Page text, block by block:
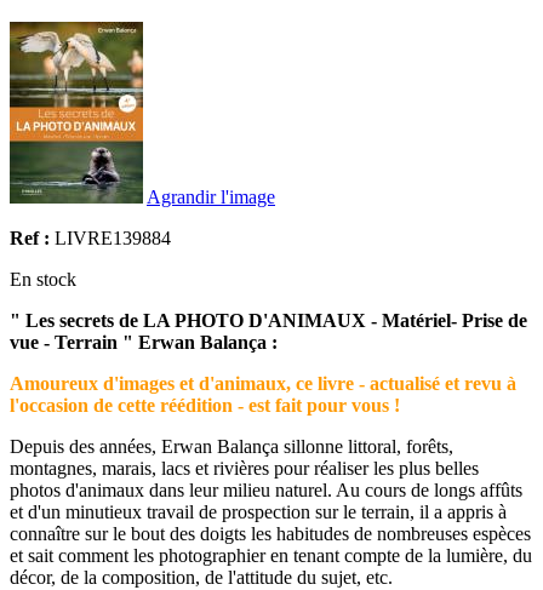
Agrandir l'image
Ref : LIVRE139884
En stock
" Les secrets de LA PHOTO D'ANIMAUX - Matériel- Prise de
vue - Terrain " Erwan Balança :
Amoureux d'images et d'animaux, ce livre - actualisé et revu à
l'occasion de cette réédition - est fait pour vous !
Depuis des années, Erwan Balança sillonne littoral, forêts,
montagnes, marais, lacs et rivières pour réaliser les plus belles
photos d'animaux dans leur milieu naturel. Au cours de longs affûts
et d'un minutieux travail de prospection sur le terrain, il a appris à
connaître sur le bout des doigts les habitudes de nombreuses espèces
et sait comment les photographier en tenant compte de la lumière, du
décor, de la composition, de l'attitude du sujet, etc.